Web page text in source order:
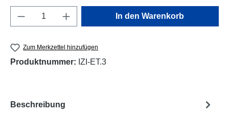
Produkt Anzahl: Gib den gewünschten
In den Warenkorb
Zum Merkzettel hinzufügen
Produktnummer: IZI-ET.3
Beschreibung